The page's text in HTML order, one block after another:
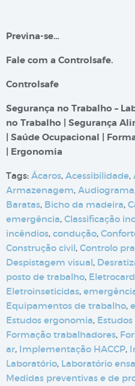
Previna-se…
Fale com a Controlsafe.
Controlsafe
Segurança no Trabalho –
no Trabalho | Segurança
| Saúde Ocupacional |
| Ergonomia
Tags: Ácaros, Acessibilidade,
Armazenagem, Audiograma
Baratas, Bicho da madeira,
emergência, Classificação
incêndios, condução,
Construção civil, Controlo
Despistagem visual,
posto de trabalho,
Eletroinseticidas,
Equipamentos de trabalho,
Estudos ergonomia,
Formação trabalhadores,
ar, Implementação HACCP,
Laboratório, Laboratório
Medidas preventivas e de